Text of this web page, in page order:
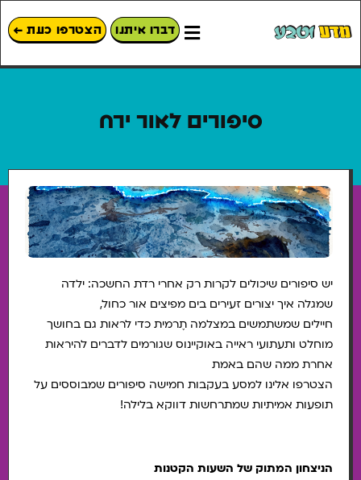
דברו איתנו הצטרפו כעת ←
סיפורים לאור ירח
יש סיפורים שיכולים לקרות רק אחרי רדת החשכה: ילדה
שמגלה איך יצורים זעירים בים מפיצים אור כחול,
חיילים שמשתמשים במצלמה תֶרמית כדי לראות גם בחושך
מוחלט ותעתועי ראייה באוקיינוס שגורמים לדברים להיראות
אחרת ממה שהם באמת
הצטרפו אלינו למסע בעקבות חמישה סיפורים שמבוססים על
תופעות אמיתיות שמתרחשות דווקא בלילה!
הניצחון המתוק של השעות הקטנות